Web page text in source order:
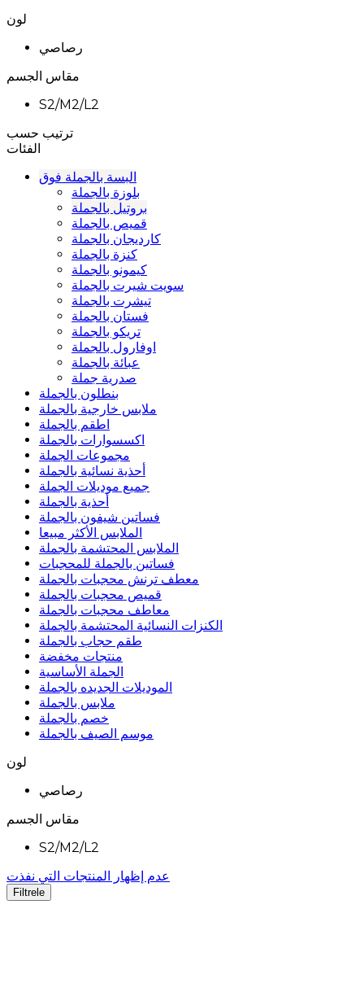
لون
رصاصي
مقاس الجسم
S2/M2/L2
ترتيب حسب
الفئات
البسة بالجملة فوق
بلوزة بالجملة
بروتيل بالجملة
قميص بالجملة
كارديجان بالجملة
كنزة بالجملة
كيمونو بالجملة
سويت شيرت بالجملة
تيشرت بالجملة
فستان بالجملة
تريكو بالجملة
اوفارول بالجملة
عبائة بالجملة
صدرية جملة
بنطلون بالجملة
ملابس خارجية بالجملة
اطقم بالجملة
اكسسوارات بالجملة
مجموعات الجملة
أحذية نسائية بالجملة
جميع موديلات الجملة
أحذية بالجملة
فساتين شيفون بالجملة
الملابس الأكثر مبيعا
الملابس المحتشمة بالجملة
فساتين بالجملة للمحجبات
معطف ترنش محجبات بالجملة
قميص محجبات بالجملة
معاطف محجبات بالجملة
الكنزات النسائية المحتشمة بالجملة
طقم حجاب بالجملة
منتجات مخفضة
الجملة الأساسية
الموديلات الجديده بالجملة
ملابس بالجملة
خصم بالجملة
موسم الصيف بالجملة
لون
رصاصي
مقاس الجسم
S2/M2/L2
عدم إظهار المنتجات التي نفذت
Filtrele